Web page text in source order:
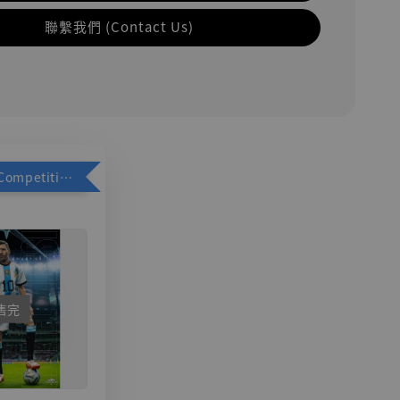
聯繫我們 (Contact Us)
加購優惠【Competitive Toys 梅西 [CM001]】
完